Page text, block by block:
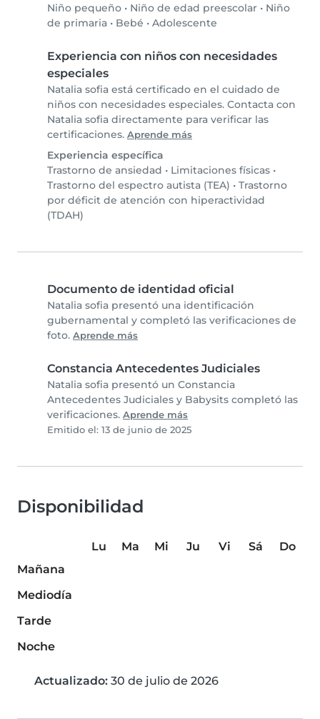
Niño pequeño • Niño de edad preescolar • Niño
de primaria • Bebé • Adolescente
Experiencia con niños con necesidades
especiales
Natalia sofia está certificado en el cuidado de
niños con necesidades especiales. Contacta con
Natalia sofia directamente para verificar las
certificaciones. Aprende más
Experiencia específica
Trastorno de ansiedad • Limitaciones físicas •
Trastorno del espectro autista (TEA) • Trastorno
por déficit de atención con hiperactividad
(TDAH)
Documento de identidad oficial
Natalia sofia presentó una identificación
gubernamental y completó las verificaciones de
foto. Aprende más
Constancia Antecedentes Judiciales
Natalia sofia presentó un Constancia
Antecedentes Judiciales y Babysits completó las
verificaciones. Aprende más
Emitido el: 13 de junio de 2025
Disponibilidad
Lu Ma Mi Ju Vi Sá
Do
Mañana
Mediodía
Tarde
Noche
Actualizado: 30 de julio de 2026